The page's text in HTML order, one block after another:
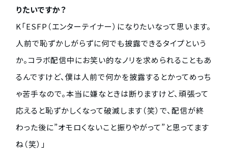
りたいですか？
K「ESFP（エンターテイナー）になりたいなって思います。
人前で恥ずかしがらずに何でも披露できるタイプという
か。コラボ配信中にお笑い的なノリを求められることもあ
るんですけど、僕は人前で何かを披露するとかってめっち
ゃ苦手なので。本当に嫌なときは断りますけど、頑張って
応えると恥ずかしくなって破滅します（笑）で、配信が終
わった後に”オモロくないこと振りやがって”と思ってます
ね（笑）」